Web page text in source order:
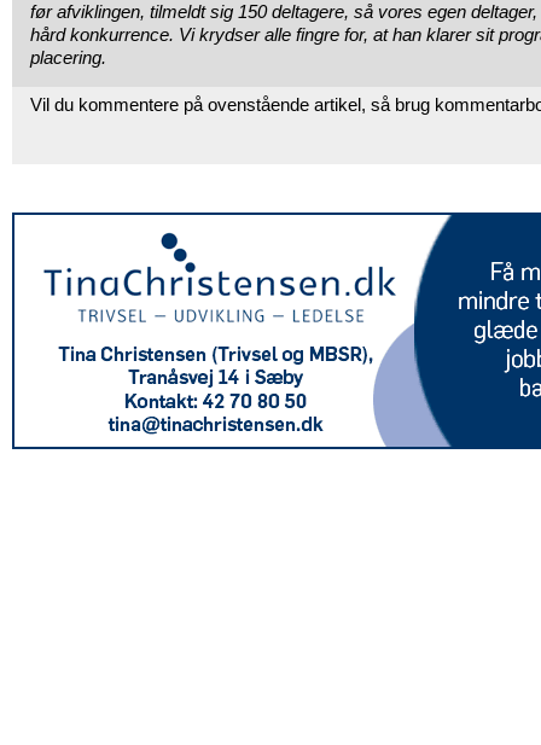
før afviklingen, tilmeldt sig 150 deltagere, så vores egen
hård konkurrence. Vi krydser alle fingre for, at han klarer sit
placering.
Vil du kommentere på ovenstående artikel, så brug